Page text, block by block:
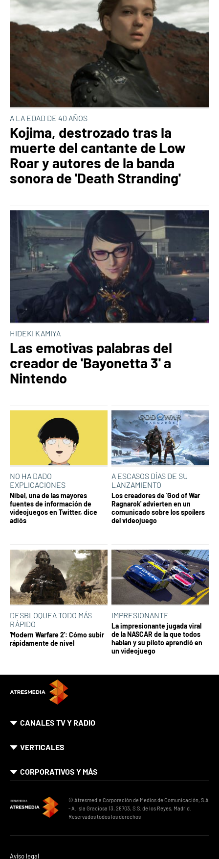
A LA EDAD DE 40 AÑOS
Kojima, destrozado tras la
muerte del cantante de Low
Roar y autores de la banda
sonora de 'Death Stranding'
HIDEKI KAMIYA
Las emotivas palabras del
creador de 'Bayonetta 3' a
Nintendo
NO HA DADO
EXPLICACIONES
Nibel, una de las mayores
fuentes de información de
videojuegos en Twitter, dice
adiós
A ESCASOS DÍAS DE SU
LANZAMIENTO
Los creadores de 'God of War
Ragnarok' advierten en un
comunicado sobre los spoílers
del videojuego
DESBLOQUEA TODO MÁS
RÁPIDO
'Modern Warfare 2': Cómo subir
rápidamente de nivel
IMPRESIONANTE
La impresionante jugada viral
de la NASCAR de la que todos
hablan y su piloto aprendió en
un videojuego
CANALES TV Y RADIO
VERTICALES
CORPORATIVOS Y MÁS
© Atresmedia Corporación de Medios de Comunicación, S.A
- A. Isla Graciosa 13, 28703, S.S. de los Reyes, Madrid.
Reservados todos los derechos
Aviso legal